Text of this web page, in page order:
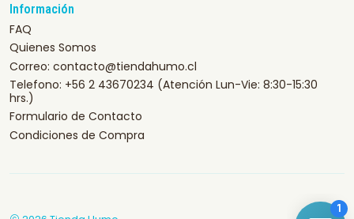
Información
FAQ
Quienes Somos
Correo: contacto@tiendahumo.cl
Telefono: +56 2 43670234 (Atención Lun-Vie: 8:30-15:30
hrs.)
Formulario de Contacto
Condiciones de Compra